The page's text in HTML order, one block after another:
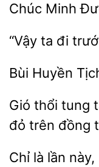
Gió thổi tung
đỏ trên đồng
Chỉ là lần